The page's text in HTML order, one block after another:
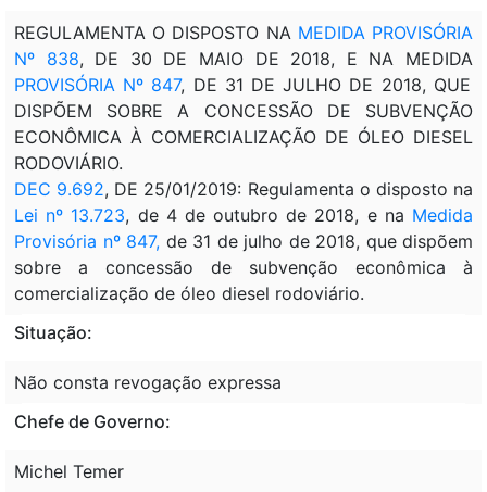
REGULAMENTA O DISPOSTO NA MEDIDA PROVISÓRIA
Nº 838, DE 30 DE MAIO DE 2018, E NA MEDIDA
PROVISÓRIA Nº 847, DE 31 DE JULHO DE 2018, QUE
DISPÕEM SOBRE A CONCESSÃO DE SUBVENÇÃO
ECONÔMICA À COMERCIALIZAÇÃO DE ÓLEO DIESEL
RODOVIÁRIO.
DEC 9.692, DE 25/01/2019: Regulamenta o disposto na
Lei nº 13.723, de 4 de outubro de 2018, e na Medida
Provisória nº 847, de 31 de julho de 2018, que dispõem
sobre a concessão de subvenção econômica à
comercialização de óleo diesel rodoviário.
Situação:
Não consta revogação expressa
Chefe de Governo:
Michel Temer